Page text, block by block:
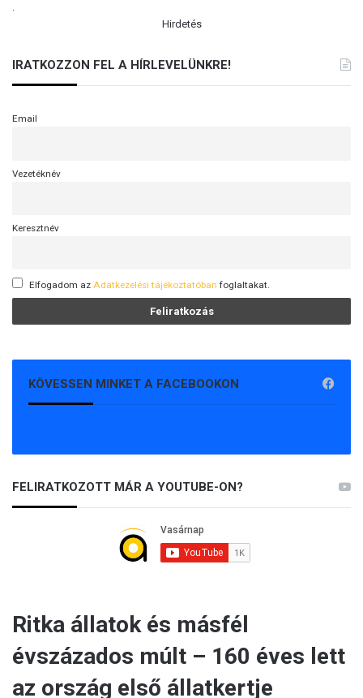
.
Hirdetés
IRATKOZZON FEL A HÍRLEVELÜNKRE!
Email
Vezetéknév
Keresztnév
Elfogadom az Adatkezelési tájékoztatóban foglaltakat.
KÖVESSEN MINKET A FACEBOOKON
FELIRATKOZOTT MÁR A YOUTUBE-ON?